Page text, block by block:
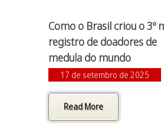
Como o Brasil criou o 3º
registro de doadores de
medula do mundo
17 de setembro de 2025
Read More